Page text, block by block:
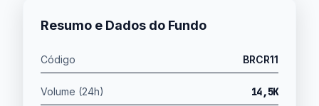
Resumo e Dados do Fundo
Código BRCR11
Volume (24h) 14,5K